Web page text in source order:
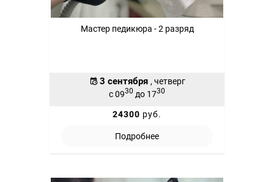
Мастер педикюра - 2 разряд
3 сентября , четверг
с 0930 до 1730
24300 руб.
Подробнее